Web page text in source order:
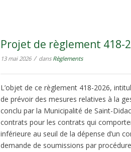
Projet de règlement 418-
13 mai 2026 / dans Règlements
L’objet de ce règlement 418-2026,
de prévoir des mesures relatives à la
conclu par la Municipalité de Saint-
contrats pour les contrats qui
inférieure au seuil de la dépense d’un
demande de soumissions par